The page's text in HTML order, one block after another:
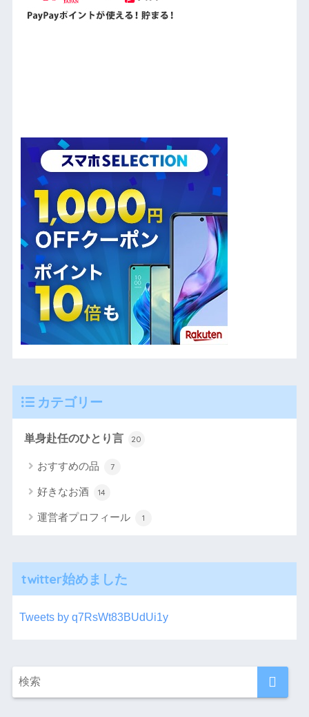
カテゴリー
単身赴任のひとり言 20
おすすめの品 7
好きなお酒 14
運営者プロフィール 1
twitter始めました
Tweets by q7RsWt83BUdUi1y